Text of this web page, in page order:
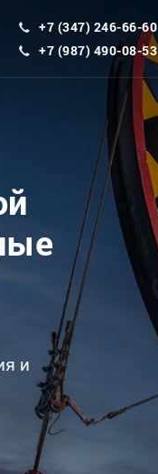
+7 (347) 246-66-60
+7 (987) 490-08-53
и